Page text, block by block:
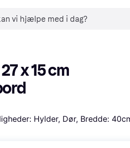
x 15 cm
Hylder, Dør, Bredde: